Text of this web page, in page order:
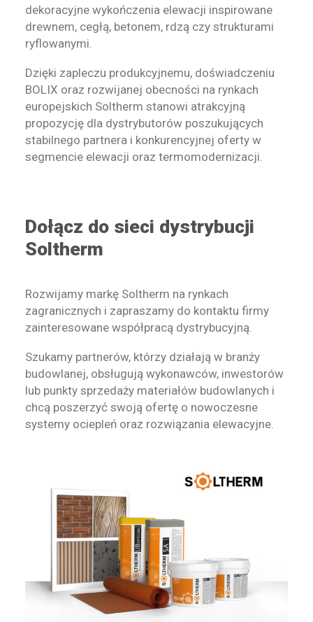
dekoracyjne wykończenia elewacji inspirowane
drewnem, cegłą, betonem, rdzą czy strukturami
ryflowanymi.
Dzięki zapleczu produkcyjnemu, doświadczeniu
BOLIX oraz rozwijanej obecności na rynkach
europejskich Soltherm stanowi atrakcyjną
propozycję dla dystrybutorów poszukujących
stabilnego partnera i konkurencyjnej oferty w
segmencie elewacji oraz termomodernizacji.
Dołącz do sieci dystrybucji
Soltherm
Rozwijamy markę Soltherm na rynkach
zagranicznych i zapraszamy do kontaktu firmy
zainteresowane współpracą dystrybucyjną.
Szukamy partnerów, którzy działają w branży
budowlanej, obsługują wykonawców, inwestorów
lub punkty sprzedaży materiałów budowlanych i
chcą poszerzyć swoją ofertę o nowoczesne
systemy ociepleń oraz rozwiązania elewacyjne.